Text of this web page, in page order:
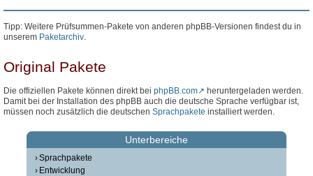
Tipp: Weitere Prüfsummen-Pakete von anderen phpBB-Versionen findest du in
unserem Paketarchiv.
Original Pakete
Die offiziellen Pakete können direkt bei phpBB.com
heruntergeladen werden.
Damit bei der Installation des phpBB auch die deutsche Sprache verfügbar ist,
müssen noch zusätzlich die deutschen Sprachpakete installiert werden.
Unterbereiche
Sprachpakete
Entwicklung